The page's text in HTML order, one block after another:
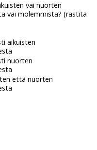
vai nuorten
vai molemmista? (rastita
aikuisten
nuorten
että nuorten